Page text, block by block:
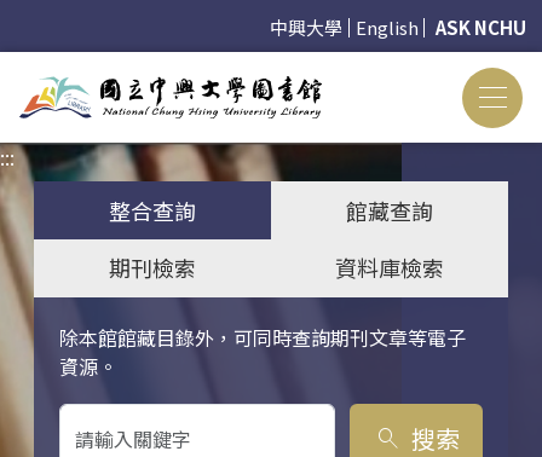
中興大學 English ASK NCHU
:::
整合查詢
館藏查詢
期刊檢索
資料庫檢索
除本館館藏目錄外，可同時查詢期刊文章等電子
資源。
關鍵字搜尋
search 搜索